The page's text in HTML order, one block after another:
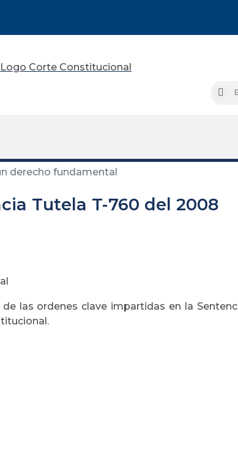
derecho fundamental
Tutela T-760 del 2008
de las ordenes clave impartidas en la